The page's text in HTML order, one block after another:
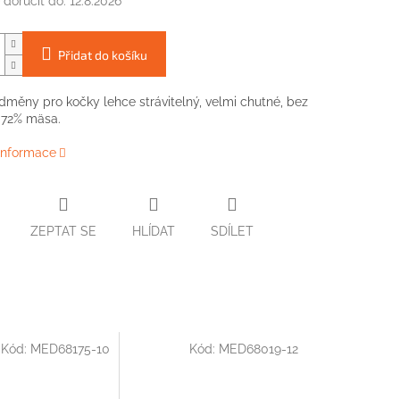
Přidat do košíku
pro kočky lehce strávitelný, velmi chutné, bez
mäsa.
ZEPTAT SE HLÍDAT SDÍLET
Kód: MED68175-10 Kód: MED68019-12